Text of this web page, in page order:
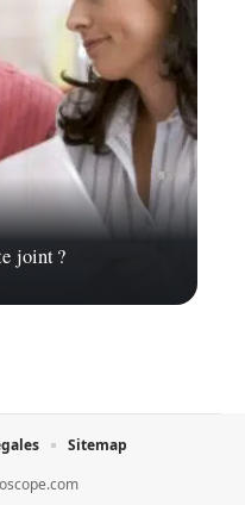
joint ?
Sitemap